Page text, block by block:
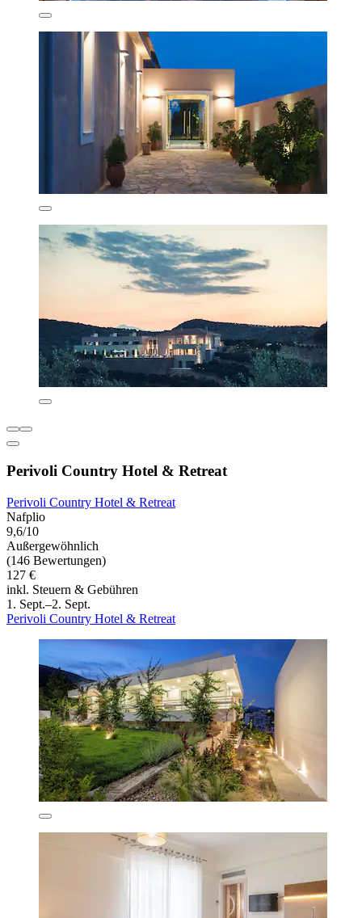
Perivoli Country Hotel & Retreat
Perivoli Country Hotel & Retreat
Nafplio
9,6/10
Außergewöhnlich
(146 Bewertungen)
127 €
inkl. Steuern & Gebühren
1. Sept.–2. Sept.
Perivoli Country Hotel & Retreat